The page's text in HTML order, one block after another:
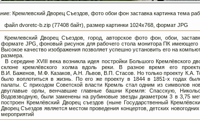
Кремлевский Дворец Съездов, фото обои фон заставка картинка тема
файл dvoretc-b.zip (77408 байт), размер картинки 1024х768, формат JPG
Кремлевский Дворец Съездов, город, авторское фото фон, обои,
формате JPG, фоновый рисунок для рабочего стола монитора ПК имеющего
Высокое качество изображения позволяет успешно установить его на
размера.
В середине XVIII века возникла идея постройки Большого Кремлёвского
склоне кремлёвского холма вдоль реки. В разное время его
В.И. Баженов, М.Ф. Казаков, А.Н. Львов, В.П. Стасов. Но только проекту К.А.
было воплотиться в жизнь. По его же проекту в 1844 в 1851-х годах
палаты. С приходом Советской власти Кремль стал одним из символов
двуглавые орлы, венчавшие главные башни Кремля: Спасскую,
Водовзводную, были заменены на рубиновые звезды диаметром 3 в 3,75
построен Кремлёвский Дворец съездов (ныне Государственный
Дворец Съездов является местом проведения концертов, детских
мероприятий